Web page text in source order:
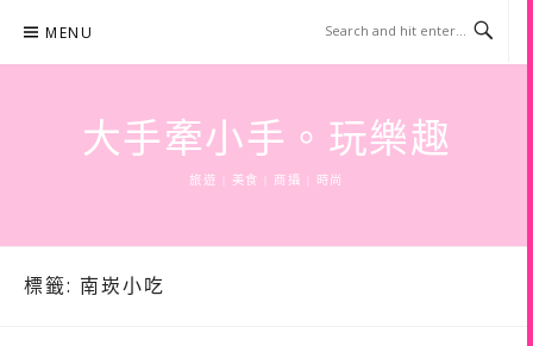
content
MENU
大手牽小手。玩樂趣
旅遊 | 美食 | 商攝 | 時尚
標籤: 南崁小吃